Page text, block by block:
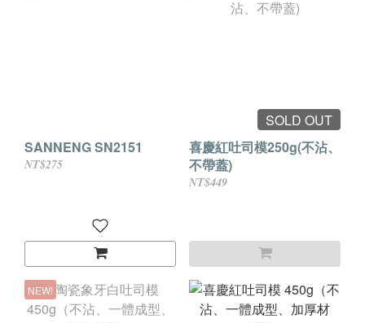
SANNENG SN2151
NT$275
SOLD OUT
喜慶紅吐司模250g(不沾、
不帶蓋)
NT$449
NEW!